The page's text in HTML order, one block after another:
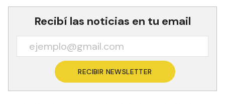
Recibí las noticias en tu email
RECIBIR NEWSLETTER